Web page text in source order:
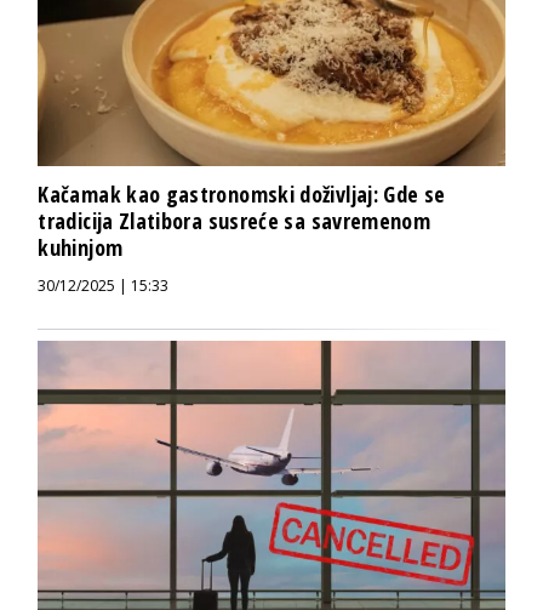
Kačamak kao gastronomski doživljaj: Gde se
tradicija Zlatibora susreće sa savremenom
kuhinjom
30/12/2025 | 15:33